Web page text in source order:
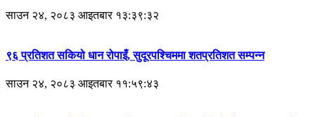
साउन २४, २०८३ आइतबार १३:३९:३२
९६ प्रतिशत सकियो धान रोपाइँ, सुदूरपश्चिममा शतप्रतिशत सम्पन्न
साउन २४, २०८३ आइतबार ११:५९:४३